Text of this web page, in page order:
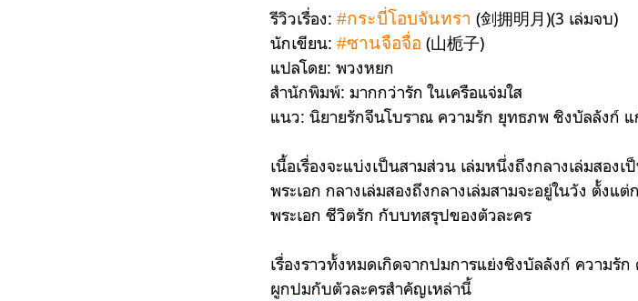
รีวิวเรื่อง: #กระบี่โอบจันทรา (剑拥明月)(3 เล่มจบ)
นักเขียน: #ซานจือจื่อ (山栀子)
แปลโดย: พวงหยก
สำนักพิมพ์: มากกว่ารัก ในเครือแจ่มใส
แนว: นิยายรักจีนโบราณ ความรัก ยุทธภพ ชิงบัลลังก์
เนื้อเรื่องจะแบ่งเป็นสามส่วน เล่มหนึ่งถึงกลางเล่มสอง
พระเอก กลางเล่มสองถึงกลางเล่มสามจะอยู่ในวัง ตั้ง
พระเอก ชีวิตรัก กับบทสรุปของตัวละคร
เรื่องราวทั้งหมดเกิดจากปมการแย่งชิงบัลลังก์ ความ
ผูกปมกับตัวละครสำคัญเหล่านี้